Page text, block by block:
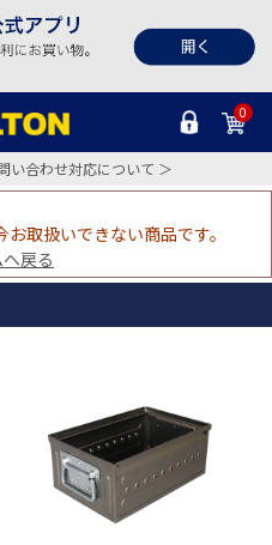
0
い合わせ対応について ＞
取扱いできない商品です。
戻る